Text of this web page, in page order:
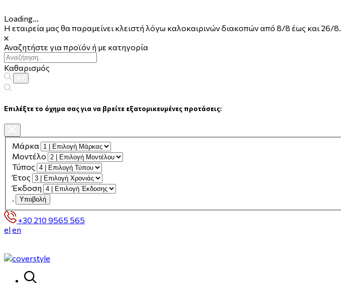
Loading...
Η εταιρεία μας θα παραμείνει κλειστή λόγω καλοκαιρινών διακοπών από 8/8 έως και 26/8.
Αναζητήστε για προϊόν ή με κατηγορία
Καθαρισμός
Επιλέξτε το όχημα σας για να βρείτε εξατομικευμένες προτάσεις:
Μάρκα
Μοντέλο
Τύπος
Έτος
Έκδοση
.
Υποβολή
+30 210 9565 565
elen